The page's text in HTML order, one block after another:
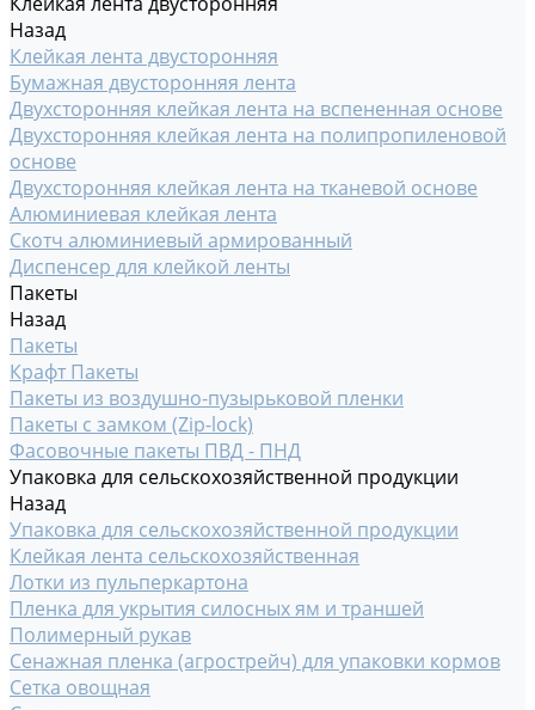
Назад
Клейкая лента двусторонняя
Бумажная двусторонняя лента
Двухсторонняя клейкая лента на вспененная основе
Двухсторонняя клейкая лента на полипропиленовой
основе
Двухсторонняя клейкая лента на тканевой основе
Алюминиевая клейкая лента
Скотч алюминиевый армированный
Диспенсер для клейкой ленты
Пакеты
Назад
Пакеты
Крафт Пакеты
Пакеты из воздушно-пузырьковой пленки
Пакеты с замком (Zip-lock)
Фасовочные пакеты ПВД - ПНД
Упаковка для сельскохозяйственной продукции
Назад
Упаковка для сельскохозяйственной продукции
Клейкая лента сельскохозяйственная
Лотки из пульперкартона
Пленка для укрытия силосных ям и траншей
Полимерный рукав
Сенажная пленка (агрострейч) для упаковки кормов
Сетка овощная